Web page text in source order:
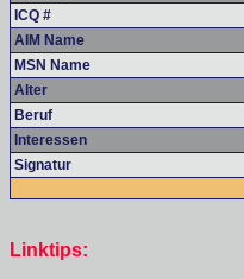
ICQ #
AIM Name
MSN Name
Alter
Beruf
Interessen
Signatur
Linktips: